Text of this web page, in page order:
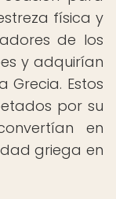
física y
de los
y adquirían
Estos
por su
en
griega en